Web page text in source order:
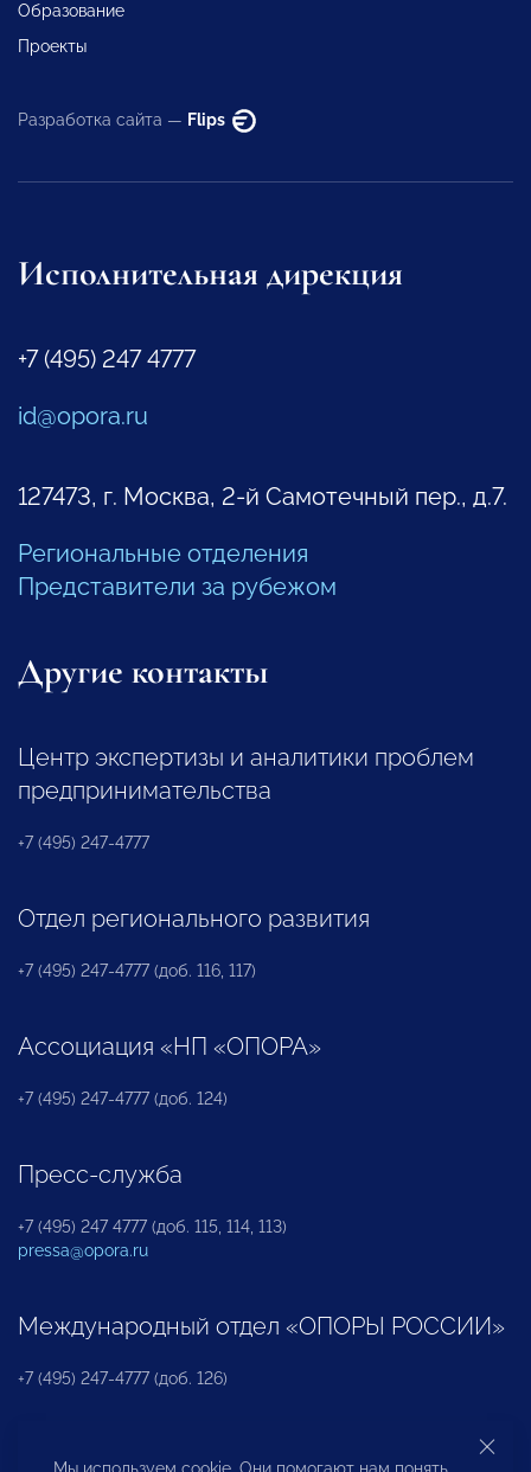
Образование
Проекты
Разработка сайта — Flips
Исполнительная дирекция
+7 (495) 247 4777
id@opora.ru
127473, г. Москва, 2-й Самотечный пер., д.7.
Региональные отделения
Представители за рубежом
Другие контакты
Центр экспертизы и аналитики проблем
предпринимательства
+7 (495) 247-4777
Отдел регионального развития
+7 (495) 247-4777 (доб. 116, 117)
Ассоциация «НП «ОПОРА»
+7 (495) 247-4777 (доб. 124)
Пресс-служба
+7 (495) 247 4777 (доб. 115, 114, 113)
pressa@opora.ru
Международный отдел «ОПОРЫ РОССИИ»
+7 (495) 247-4777 (доб. 126)
Бюро по защите прав предпринимателей и
Мы используем cookie. Они помогают нам понять,